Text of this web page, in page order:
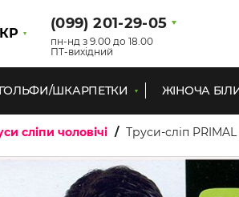
(099) 201-29-05
пн-нд з 9.00 до 18.00
ПТ-вихідний
ГОЛЬФИ/ШКАРПЕТКИ ЖІНОЧА
сліпи чоловічі Труси-сліп